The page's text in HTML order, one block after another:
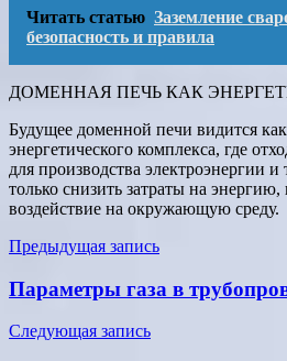
Читать статью Заземление
безопасность и правила
ДОМЕННАЯ ПЕЧЬ КАК
Будущее доменной печи видится
энергетического комплекса, где
для производства электроэнергии
только снизить затраты на
воздействие на окружающую среду.
Навигация
по
записям
Предыдущая запись
Параметры газа в
Следующая запись